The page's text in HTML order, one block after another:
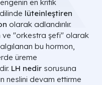
en kritik
lüteinleştiren
olarak adlandırılır.
ve "orkestra şefi" olarak
bu hormon,
üreme
LH nedir sorusuna
neslini devam ettirme